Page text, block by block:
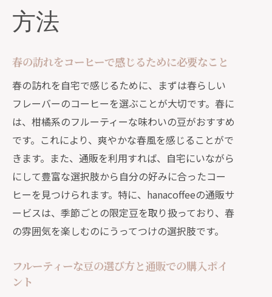
ヒーの魅力
楽しみ方
通販で手に入れる特別な夏ブレンドの
選び方
hanacoffeeの夏限定アイスコーヒーの
特徴
自宅で簡単に作れるアイスコーヒーレ
シピ
アイスコーヒーに合う冷たいデザート
の提案
夏の涼を感じるコーヒーブレイクのア
秋の訪れを感じる通販で手に入れるほっこ
方法
春の訪れをコーヒーで感じるために必要なこと
春の訪れを自宅で感じるために、まずは春らしい
フレーバーのコーヒーを選ぶことが大切です。春に
は、柑橘系のフルーティーな味わいの豆がおすすめ
です。これにより、爽やかな春風を感じることがで
きます。また、通販を利用すれば、自宅にいながら
にして豊富な選択肢から自分の好みに合ったコー
ヒーを見つけられます。特に、hanacoffeeの通販サ
ービスは、季節ごとの限定豆を取り扱っており、春
の雰囲気を楽しむのにうってつけの選択肢です。
フルーティーな豆の選び方と通販での購入ポイ
ント